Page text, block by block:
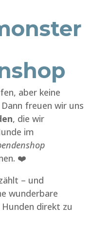
aber keine
freuen wir uns
, die wir
im
❤️
– und
wunderbare
direkt zu